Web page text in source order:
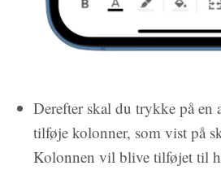
Derefter skal du trykke på en
tilføje kolonner, som vist på
Kolonnen vil blive tilføjet til